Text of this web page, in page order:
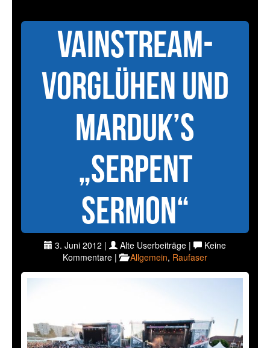
Vainstream-
Vorglühen und
Marduk’s
„Serpent
Sermon“
3. Juni 2012 | Alte Userbeiträge |
Keine
Kommentare |
Allgemein, Raufaser